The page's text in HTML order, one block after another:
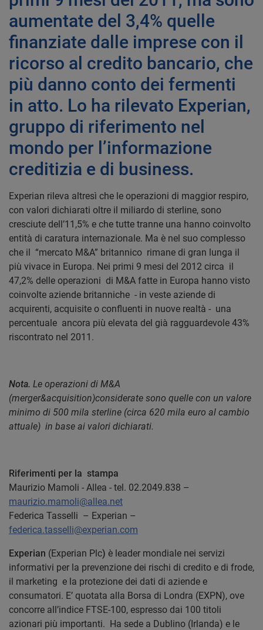
aumentate del 3,4% quelle
finanziate dalle imprese con il
ricorso al credito bancario, che
più danno conto dei fermenti
in atto. Lo ha rilevato Experian,
gruppo di riferimento nel
mondo per l’informazione
creditizia e di business.
Experian rileva altresì che le operazioni di maggior respiro,
con valori dichiarati oltre il miliardo di sterline, sono
cresciute dell’11,5% e che tutte tranne una hanno coinvolto
entità di caratura internazionale. Ma è nel suo complesso
che il “mercato M&A” britannico rimane di gran lunga il
più vivace in Europa. Nei primi 9 mesi del 2012 circa il
47,2% delle operazioni di M&A fatte in Europa hanno visto
coinvolte aziende britanniche - in veste aziende di
acquirenti, acquisite o confluenti in nuove realtà - una
percentuale ancora più elevata del già ragguardevole 43%
riscontrato nel 2011.
Nota. Le operazioni di M&A
(merger&acquisition)considerate sono quelle con un valore
minimo di 500 mila sterline (circa 620 mila euro al cambio
attuale) in base ai valori dichiarati.
Riferimenti per la stampa
Maurizio Mamoli - Allea - tel. 02.2049.838 –
maurizio.mamoli@allea.net
Federica Tasselli – Experian –
federica.tasselli@experian.com
Experian (Experian Plc) è leader mondiale nei servizi
informativi per la prevenzione dei rischi di credito e di frode,
il marketing e la protezione dei dati di aziende e
consumatori. E’ quotata alla Borsa di Londra (EXPN), ove
concorre all’indice FTSE-100, espresso dai 100 titoli
azionari più importanti. Ha sede a Dublino (Irlanda) e le